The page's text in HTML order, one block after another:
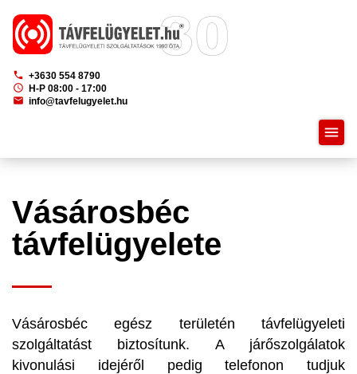
phone +3630 554 8790
schedule
H-P 08:00 - 17:00
mail info@tavfelugyelet.hu
menu
Vásárosbéc
távfelügyelete
Vásárosbéc egész területén távfelügyeleti
szolgáltatást biztosítunk. A járőszolgálatok
kivonulási idejéről pedig telefonon tudjuk